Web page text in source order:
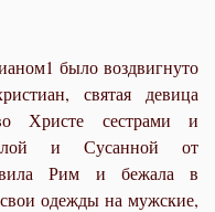
было воздвигнуто
святая девица
Христе сестрами и
и Сусанной от
Рим и бежала в
одежды на мужские,